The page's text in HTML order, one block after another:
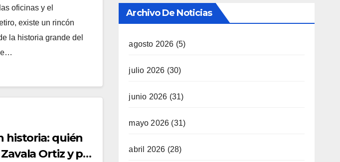
oficinas y el
existe un rincón
la historia grande del
historia: quién
Ortiz y por
Archivo De Noticias
agosto 2026 (5)
julio 2026 (30)
junio 2026 (31)
mayo 2026 (31)
abril 2026 (28)